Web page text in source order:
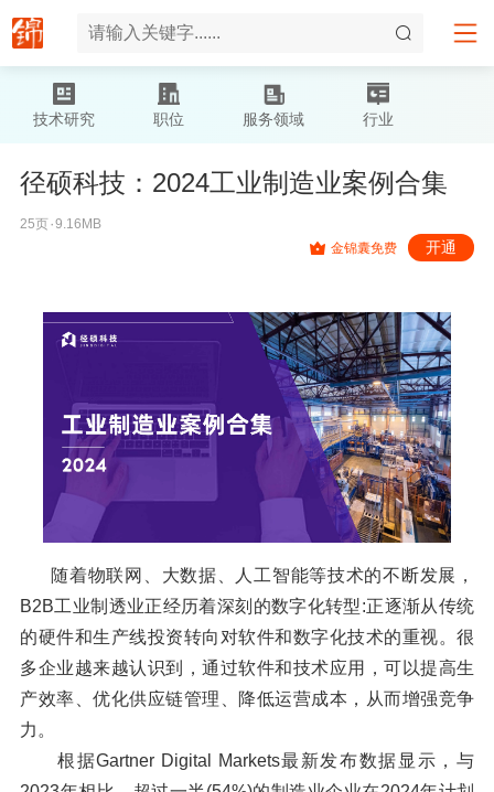
技术研究 职位 服务领域 行业
径硕科技：2024工业制造业案例合集
25页۰9.16MB
金锦囊免费
开通
随着物联网、大数据、人工智能等技术的不断发展，
B2B工业制透业正经历着深刻的数字化转型:正逐渐从传统
的硬件和生产线投资转向对软件和数字化技术的重视。很
多企业越来越认识到，通过软件和技术应用，可以提高生
产效率、优化供应链管理、降低运营成本，从而增强竞争
力。
根据Gartner Digital Markets最新发布数据显示，与